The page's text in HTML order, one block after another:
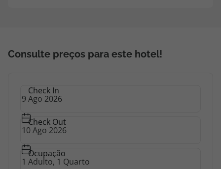
Consulte preços para este hotel!
Check In
Check Out
Ocupação